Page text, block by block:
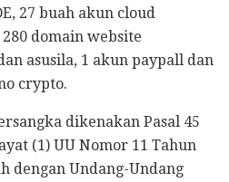
27 buah akun cloud
domain website
asusila, 1 akun paypall dan
crypto.
dikenakan Pasal 45
(1) UU Nomor 11 Tahun
dengan Undang-Undang